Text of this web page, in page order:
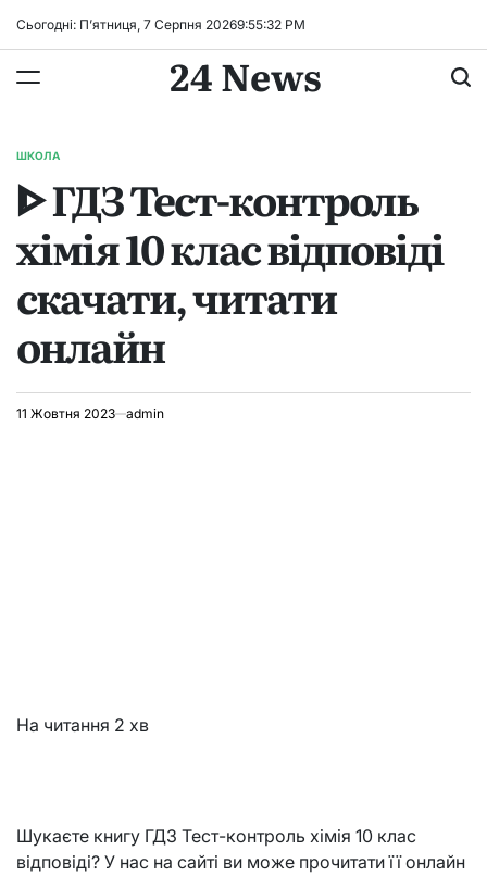
Сьогодні: П’ятниця, 7 Серпня 20269:55:32 PM
24 News
ОПУБЛІКУВАТИ
ШКОЛА
ᐈ ГДЗ Тест-контроль
хімія 10 клас відповіді
скачати, читати
онлайн
11 Жовтня 2023 admin
На читання 2 хв
Шукаєте книгу ГДЗ Тест-контроль хімія 10 клас
відповіді? У нас на сайті ви може прочитати її онлайн